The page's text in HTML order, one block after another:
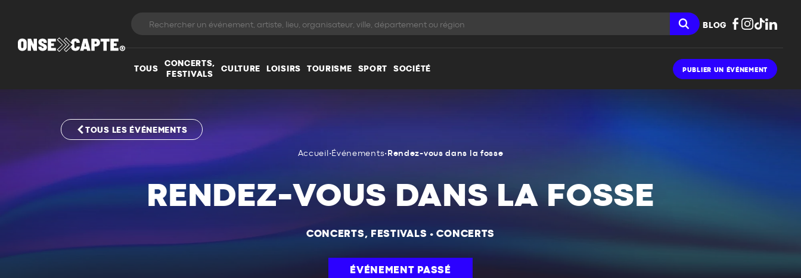
BLOG
TOUS
CONCERTS,
FESTIVALS
CULTURE LOISIRS TOURISME SPORT SOCIÉTÉ PUBLIER UN ÉVÉNEMENT
TOUS LES ÉVÉNEMENTS
Accueil •Événements• Rendez-vous dans la fosse
RENDEZ-VOUS DANS LA FOSSE
CONCERTS, FESTIVALS •CONCERTS
ÉVÉNEMENT PASSÉ